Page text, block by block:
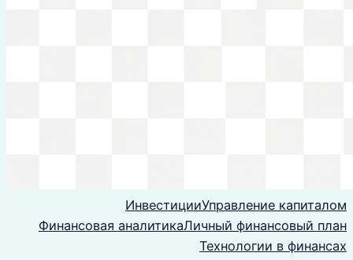
ИнвестицииУправление капиталом
Финансовая аналитикаЛичный финансовый план
Технологии в финансах